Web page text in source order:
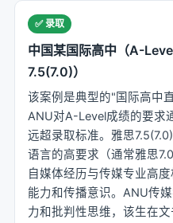
✅ 录取
中国某国际高中（A-
7.5(7.0)）
该案例是典型的"国际高中
ANU对A-Level成绩的要求
远超录取标准。雅思
语言的高要求（通常雅思
自媒体经历与传媒专业高
能力和传播意识。ANU传
力和批判性思维，该生在